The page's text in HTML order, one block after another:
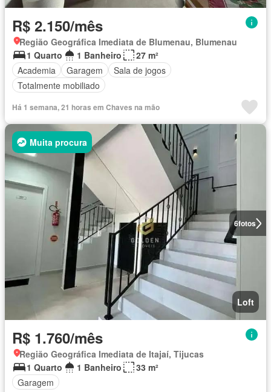
R$ 2.150/mês
Região Geográfica Imediata de Blumenau, Blumenau
1 Quarto
1 Banheiro
27 m²
Academia
Garagem
Sala de jogos
Totalmente mobiliado
Há 1 semana, 21 horas em Chaves na mão
6fotos
Muita procura
Loft
R$ 1.760/mês
Região Geográfica Imediata de Itajaí, Tijucas
1 Quarto
1 Banheiro
33 m²
Garagem